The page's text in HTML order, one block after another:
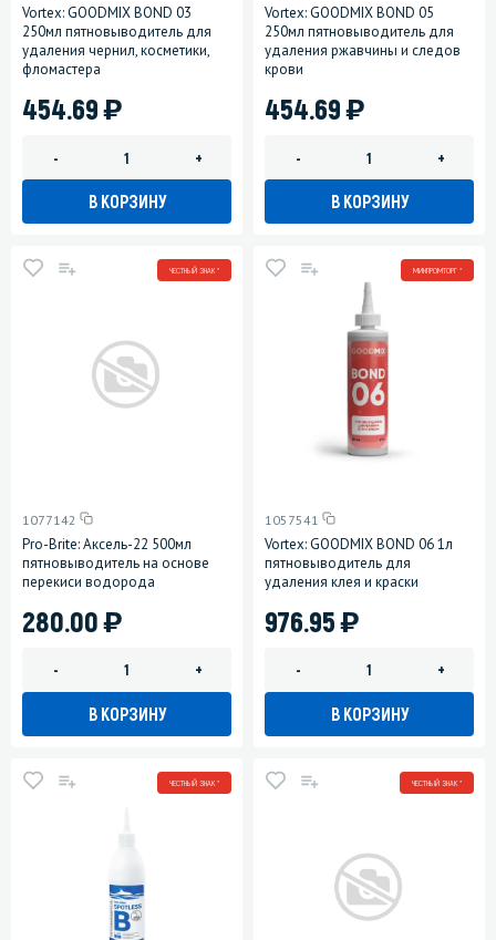
Vortex: GOODMIX BOND 03
250мл пятновыводитель для
удаления чернил, косметики,
фломастера
454.69)
- +
В КОРЗИНУ
Vortex: GOODMIX BOND 05
250мл пятновыводитель для
удаления ржавчины и следов
крови
454.69)
- +
В КОРЗИНУ
ЧЕСТНЫЙ ЗНАК *
1077142
Pro-Brite: Аксель-22 500мл
пятновыводитель на основе
перекиси водорода
280.00)
- +
В КОРЗИНУ
МИНПРОМТОРГ *
1057541
Vortex: GOODMIX BOND 06 1л
пятновыводитель для
удаления клея и краски
976.95)
- +
В КОРЗИНУ
ЧЕСТНЫЙ ЗНАК * ЧЕСТНЫЙ ЗНАК *